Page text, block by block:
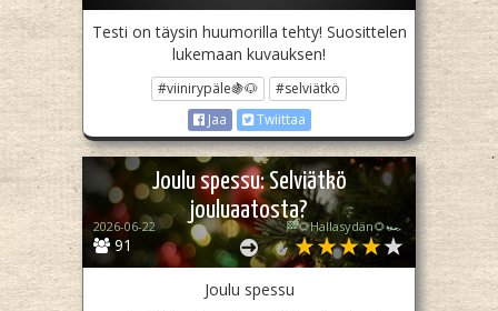
Testi on täysin huumorilla tehty! Suosittelen
lukemaan kuvauksen!
#viinirypäle🍇🐶
#selviätkö
Jaa
Twiittaa
Joulu spessu: Selviätkö
jouluaatosta?
91
2026-06-22 🏁🌻Hallasydän🌻🏎️
Joulu spessu